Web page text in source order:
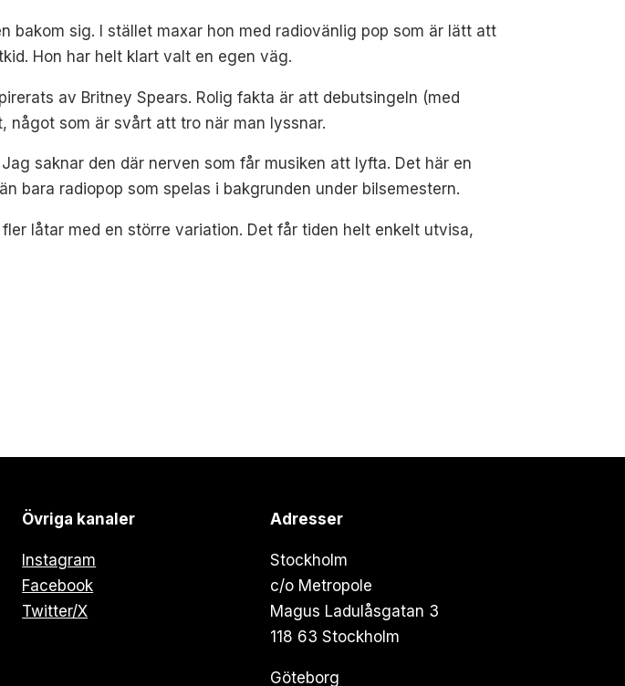
bakom sig. I stället maxar hon med radiovänlig pop som är lätt att
Hon har helt klart valt en egen väg.
av Britney Spears. Rolig fakta är att debutsingeln (med
något som är svårt att tro när man lyssnar.
saknar den där nerven som får musiken att lyfta. Det här en
bara radiopop som spelas i bakgrunden under bilsemestern.
låtar med en större variation. Det får tiden helt enkelt utvisa,
Övriga kanaler
Instagram
Facebook
Twitter/X
Adresser
Stockholm
c/o Metropole
Magus Ladulåsgatan 3
118 63 Stockholm
Göteborg